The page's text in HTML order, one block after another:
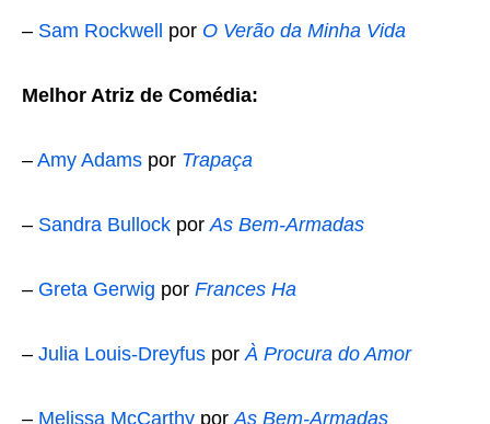
– Sam Rockwell por O Verão da Minha Vida
Melhor Atriz de Comédia:
– Amy Adams por Trapaça
– Sandra Bullock porAs Bem-Armadas
– Greta Gerwig por Frances Ha
– Julia Louis-Dreyfus porÀ Procura do Amor
– Melissa McCarthy porAs Bem-Armadas